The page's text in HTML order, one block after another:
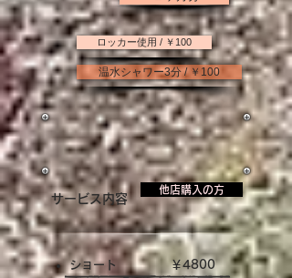
ロッカー使用 / ￥100
温水シャワー3分 / ￥100
サービス内容
他店購入の方
￥4800
ショート